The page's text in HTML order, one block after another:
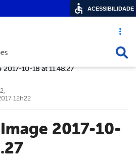
Acesso
navegação
10-18 at 11.48.27
12h22
ACESSIBILIDADE